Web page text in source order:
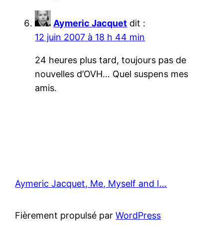
Aymeric Jacquet dit :
12 juin 2007 à 18 h 44 min
24 heures plus tard, toujours pas de
nouvelles d’OVH… Quel suspens mes
amis.
Aymeric Jacquet, Me, Myself and I…
Fièrement propulsé parWordPress